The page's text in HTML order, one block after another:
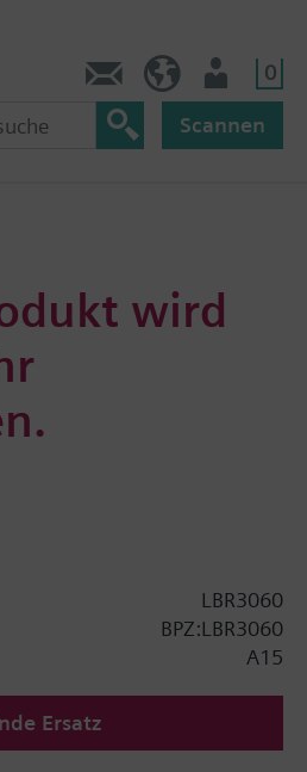
0
Scannen
wird
LBR3060
BPZ:LBR3060
A15
Ersatz